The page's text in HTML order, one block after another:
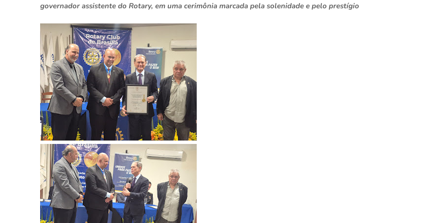
governador assistente do Rotary, em uma cerimônia marcada pela solenidade e pelo prestígio